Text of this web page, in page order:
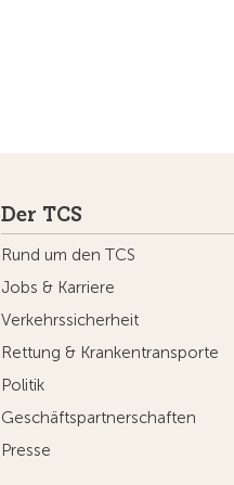
Der TCS
Rund um den TCS
Jobs & Karriere
Verkehrssicherheit
Rettung & Krankentransporte
Politik
Geschäftspartnerschaften
Presse